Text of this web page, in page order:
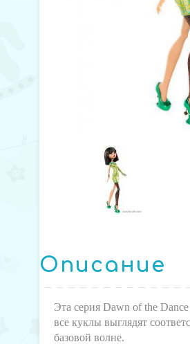
Описание
Эта серия Dawn of the
все куклы выглядят
базовой волне.